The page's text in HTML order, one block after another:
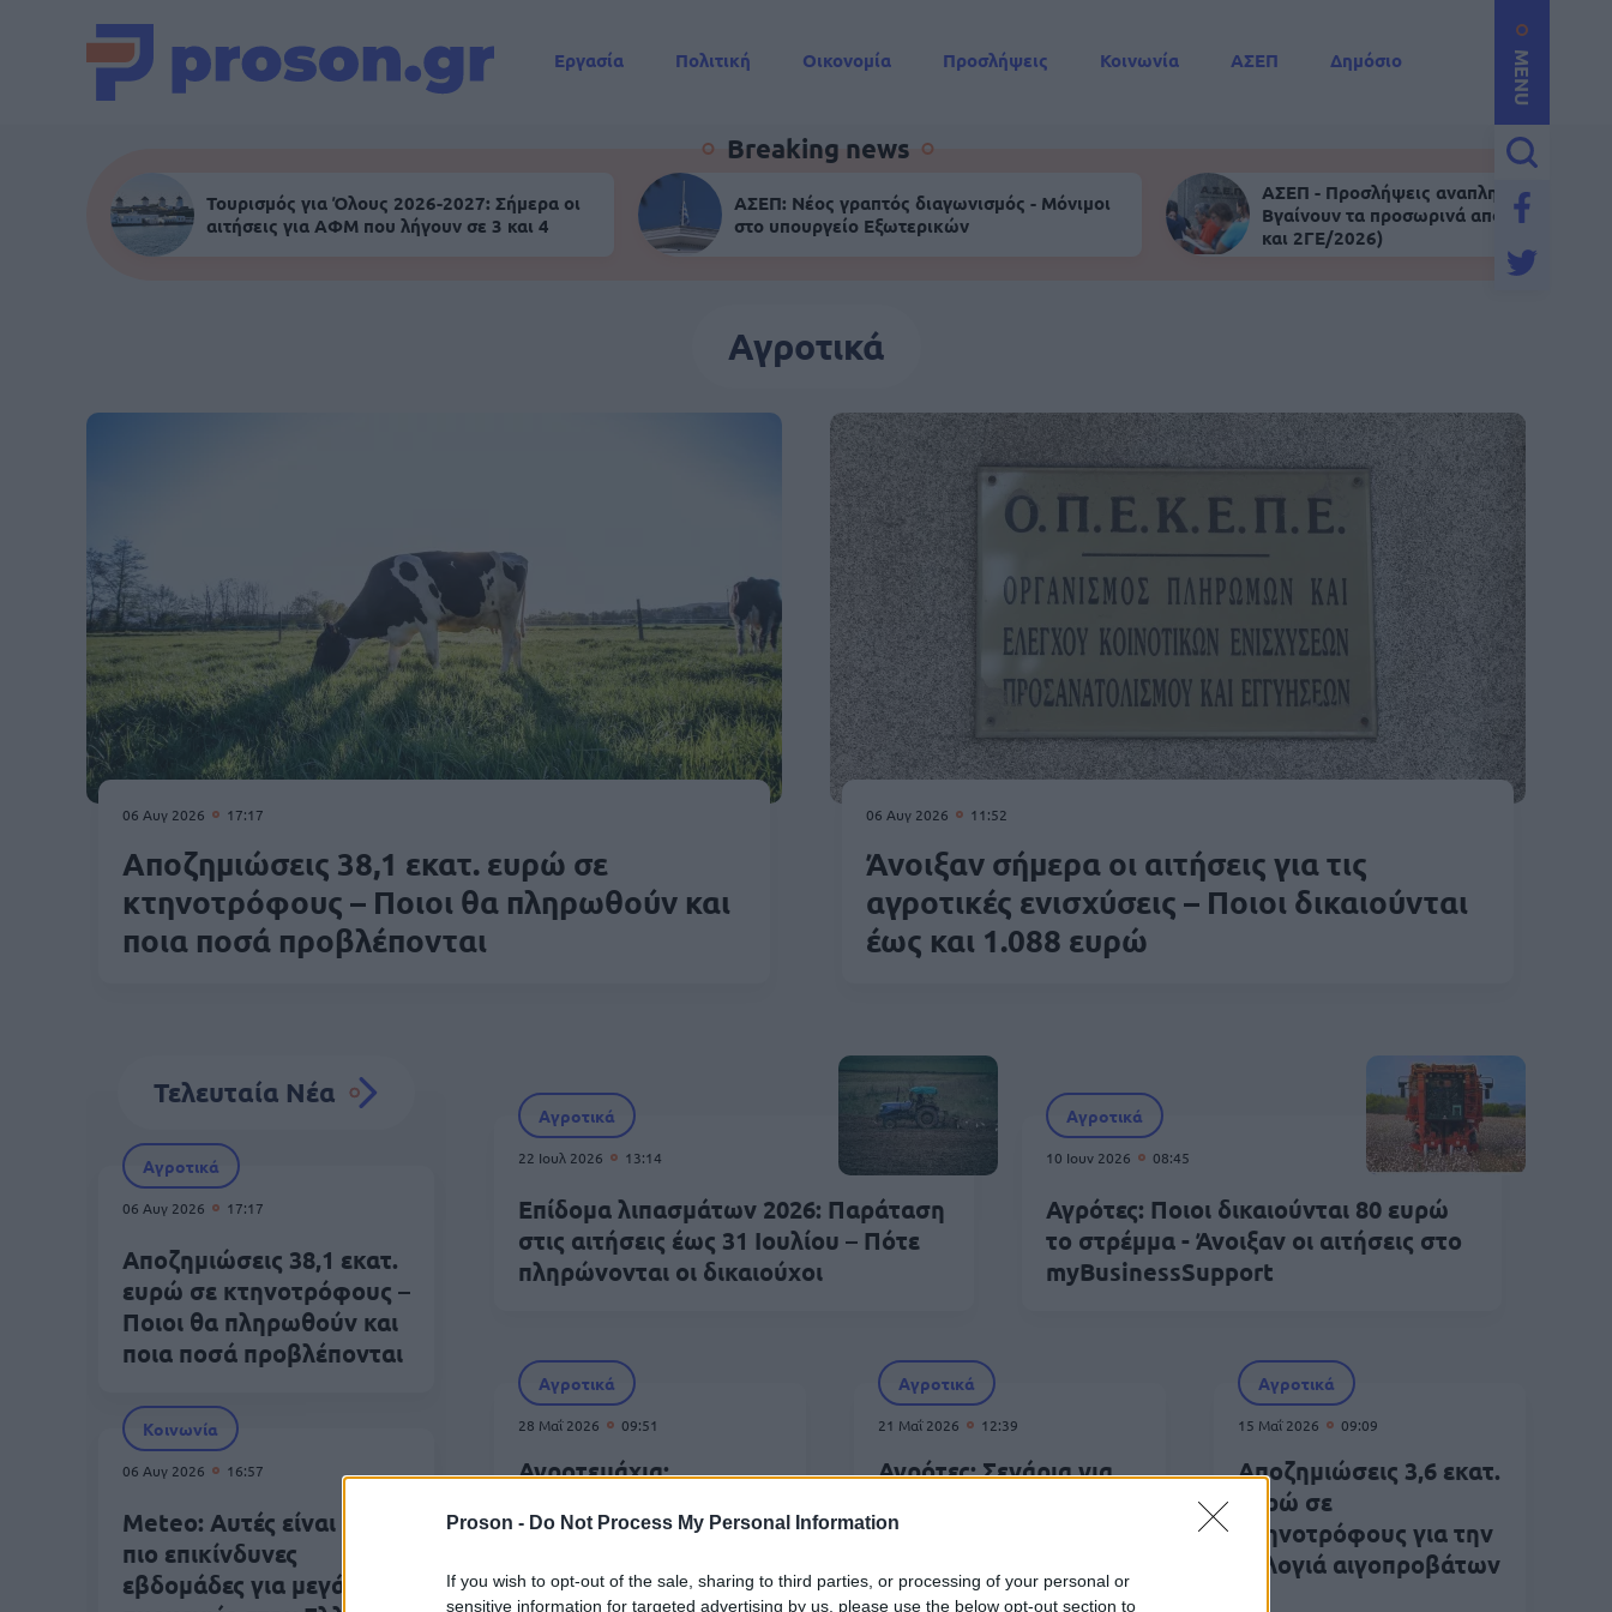
Proson - Do Not Process My Personal Information
If you wish to opt-out of the sale, sharing to third parties, or processing of your personal or
sensitive information for targeted advertising by us, please use the below opt-out section to
MENU
Εργασία Πολιτική Οικονομία Προσλήψεις Κοινωνία ΑΣΕΠ
Δημόσιο
Breaking news
Τουρισμός για Όλους 2026-2027: Σήμερα οι
αιτήσεις για ΑΦΜ που λήγουν σε 3 και 4
ΑΣΕΠ: Νέος γραπτός διαγωνισμός - Μόνιμοι
στο υπουργείο Εξωτερικών
ΑΣΕΠ - Προσλήψεις αναπληρωτών:
Βγαίνουν τα προσωρινά αποτελέσματα
και 2ΓΕ/2026)
Αγροτικά
06 Αυγ 2026 17:17
Αποζημιώσεις 38,1 εκατ. ευρώ σε
κτηνοτρόφους – Ποιοι θα πληρωθούν και
ποια ποσά προβλέπονται
06 Αυγ 2026 11:52
Άνοιξαν σήμερα οι αιτήσεις για τις
αγροτικές ενισχύσεις – Ποιοι δικαιούνται
έως και 1.088 ευρώ
Αγροτικά
22 Ιουλ 2026 13:14
Επίδομα λιπασμάτων 2026: Παράταση
στις αιτήσεις έως 31 Ιουλίου – Πότε
πληρώνονται οι δικαιούχοι
Αγροτικά
10 Ιουν 2026 08:45
Αγρότες: Ποιοι δικαιούνται 80 ευρώ
το στρέμμα - Άνοιξαν οι αιτήσεις στο
myBusinessSupport
Αγροτικά
28 Μαΐ 2026 09:51
Αγροτεμάχια:
αιτήσεις άρσης
για αγρότες και e-
Αγροτικά
21 Μαΐ 2026 12:39
Αγρότες: Σενάρια για
– Στο τραπέζι δρόμοι
Αγροτικά
15 Μαΐ 2026 09:09
Αποζημιώσεις 3,6 εκατ.
ευρώ σε
κτηνοτρόφους για την
ευλογιά αιγοπροβάτων
Τελευταία Νέα
Αγροτικά
06 Αυγ 2026 17:17
Αποζημιώσεις 38,1 εκατ.
ευρώ σε κτηνοτρόφους –
Ποιοι θα πληρωθούν και
ποια ποσά προβλέπονται
Κοινωνία
06 Αυγ 2026 16:57
Meteo: Αυτές είναι οι 6
πιο επικίνδυνες
εβδομάδες για μεγάλες